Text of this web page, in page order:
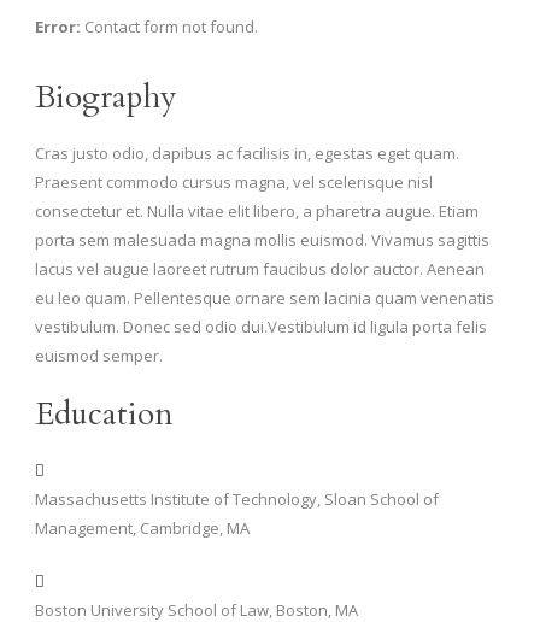
Error: Contact form not found.
Biography
Cras justo odio, dapibus ac facilisis in, egestas eget quam.
Praesent commodo cursus magna, vel scelerisque nisl
consectetur et. Nulla vitae elit libero, a pharetra augue. Etiam
porta sem malesuada magna mollis euismod. Vivamus sagittis
lacus vel augue laoreet rutrum faucibus dolor auctor. Aenean
eu leo quam. Pellentesque ornare sem lacinia quam venenatis
vestibulum. Donec sed odio dui.Vestibulum id ligula porta felis
euismod semper.
Education
Massachusetts Institute of Technology, Sloan School of
Management, Cambridge, MA
Boston University School of Law, Boston, MA